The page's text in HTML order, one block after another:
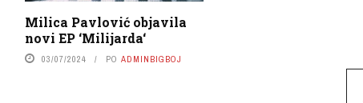
Milica Pavlović objavila
novi EP ‘Milijarda‘
03/07/2024 PO ADMINBIGBOJ